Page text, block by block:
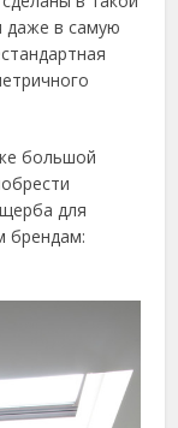
даже в самую
большой
для
брендам: